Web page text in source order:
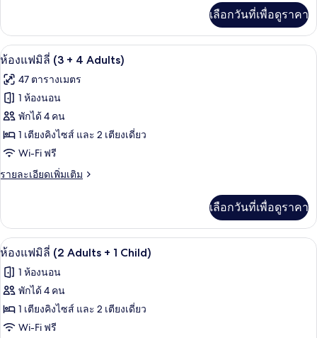
Adults)
(Preferred
Club,
3
Adults)
เกี่ยว
กับ
ห้อง
ระเบียง,
วิว
(Preferred
Club,
Adults)
เลือกวันที่เพื่อดูราคา
เปิด
ภาพถ่าย
ทั้งหมด
ของ
ห้อง
แฟ
มิ
(3
+
4
Adults)
มินิบาร์, ตู้นิรภัยในห้องพัก, โต๊ะทำงาน,
5
ห้องแฟมิลี่ (3 + 4 Adults)
47 ตารางเมตร
1 ห้องนอน
พักได้ 4 คน
1 เตียงคิงไซส์ และ 2 เตียงเดี่ยว
Wi-Fi ฟรี
รายละเอียดเพิ่มเติม
ราย
เกี่ยว
กับ
ห้อง
มิ
ลี่
+
4
เลือกวันที่เพื่อดูราคา
เปิด
ภาพถ่าย
ทั้งหมด
ของ
ห้อง
มินิบาร์, ตู้นิรภัยในห้องพัก, โต๊ะทำงาน,
5
ห้องแฟมิลี่ (2 Adults + 1 Child)
1 ห้องนอน
พักได้ 4 คน
1 เตียงคิงไซส์ และ 2 เตียงเดี่ยว
Wi-Fi ฟรี